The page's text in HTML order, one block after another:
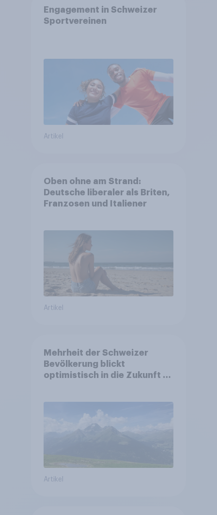
Engagement in Schweizer
Sportvereinen
Artikel
Oben ohne am Strand:
Deutsche liberaler als Briten,
Franzosen und Italiener
Artikel
Mehrheit der Schweizer
Bevölkerung blickt
optimistisch in die Zukunft –
Altersvorsorge
Artikel